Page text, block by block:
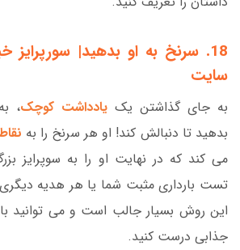
18. سرنخ به او بدهید|
سورپرایز
سایت
به جای گذاشتن یک یادداشت کوچک،
بدهید تا دنبالش کند! او هر سرنخ را به
می کند که در نهایت او را به سوپرایز
تست بارداری مثبت شما یا هر هدیه دیگری
این روش بسیار جالب است و می توانید
جذابی درست کنید.